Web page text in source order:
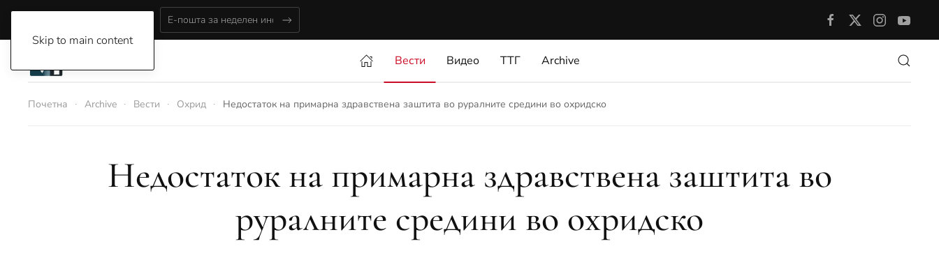
Skip to main content
Вести Видео ТТГ Archive
Почетна Archive Вести Охрид Недостаток на примарна здравствена заштита во руралните средини во охридско
Недостаток на примарна здравствена заштита во
руралните средини во охридско